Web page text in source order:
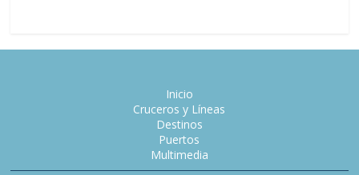
Inicio
Cruceros y Líneas
Destinos
Puertos
Multimedia